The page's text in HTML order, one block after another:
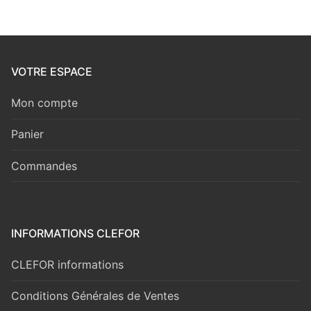
VOTRE ESPACE
Mon compte
Panier
Commandes
INFORMATIONS CLEFOR
CLEFOR informations
Conditions Générales de Ventes